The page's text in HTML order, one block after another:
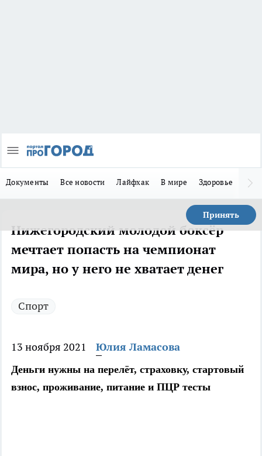
Документы Все новости Лайфхак В мире Здоровье
Принять
Нижегородский молодой боксёр
мечтает попасть на чемпионат
мира, но у него не хватает денег
Спорт
13 ноября 2021 Юлия Ламасова
Деньги нужны на перелёт, страховку, стартовый
взнос, проживание, питание и ПЦР тесты